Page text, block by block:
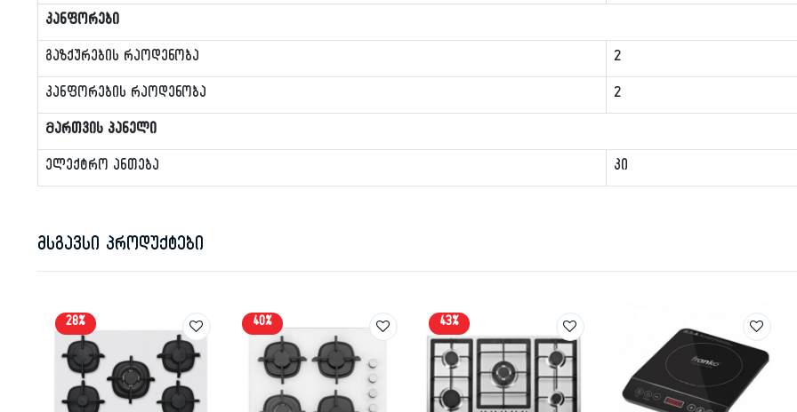
კანფორები
გაზქურების რაოდენობა
2
კანფორების რაოდენობა
2
Მართვის პანელი
ელექტრო ანთება
კი
მსგავსი პროდუქტები
28% 40% 43%